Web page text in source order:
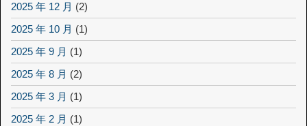
2025 年 12 月 (2)
2025 年 10 月 (1)
2025 年 9 月 (1)
2025 年 8 月 (2)
2025 年 3 月 (1)
2025 年 2 月 (1)